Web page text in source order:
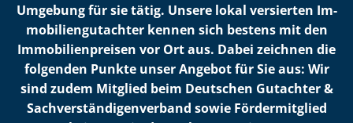
Umgebung für sie tätig. Unsere lokal versierten Im­
mo­bi­li­en­gut­ach­ter kennen sich bestens mit den
Im­mo­bi­li­en­prei­sen vor Ort aus. Dabei zeichnen die
folgenden Punkte unser Angebot für Sie aus: Wir
sind zudem Mitglied beim Deutschen Gutachter &
Sach­ver­stän­di­gen­ver­band sowie Fördermitglied